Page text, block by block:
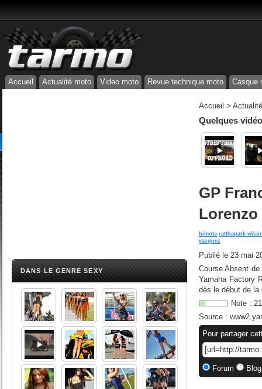
Accueil Actualité moto Video moto Revue technique moto Casque
DANS LE GENRE SEXY
Accueil >
Quelques
GP
Lorenzo
bimota ratthapark
vazquez
Publié le 23 mai
Course Absent
Yamaha Factory
dès le début de la
Note : 21
Source :
Pour partager
Forum